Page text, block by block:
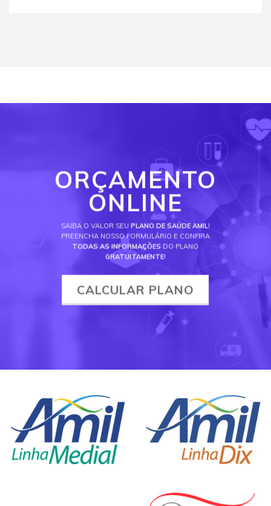
ORÇAMENTO
ONLINE
SAIBA O VALOR SEU PLANO DE SAÚDE AMIL!
PREENCHA NOSSO FORMULÁRIO E CONFIRA
TODAS AS INFORMAÇÕES DO PLANO
GRATUITAMENTE!
CALCULAR PLANO